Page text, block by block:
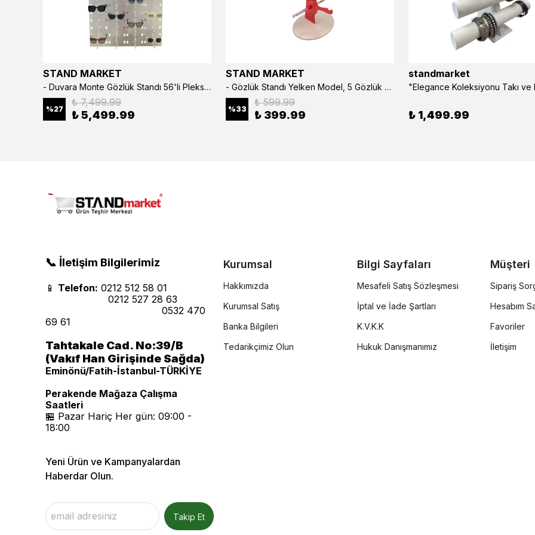
STAND MARKET
- Duvara Monte Gözlük Standı 56'li Pleksi Glass | 99x67 cm Gözlük Teşhir Standı
%27
₺ 7,499.99
₺ 5,499.99
STAND MARKET
- Gözlük Standı Yelken Model, 5 Gözlük Kapasiteli Standı Kırmızı
%33
₺ 599.99
₺ 399.99
standmarket
₺ 1,499.99
Kurumsal
Hakkımızda
Kurumsal Satış
Banka Bilgileri
Tedarikçimiz Olun
Bilgi Sayfaları
Mesafeli Satış Sözleşmesi
İptal ve İade Şartları
K.V.K.K
Hukuk Danışmanımız
Müşteri
Sipariş
Hesabım
Favoriler
İletişim
📞 İletişim Bilgilerimiz
📱 Telefon: 0212 512 58 01
0212 527 28 63
0532 470
69 61
Tahtakale Cad. No:39/B
(Vakıf Han Girişinde Sağda)
Eminönü/Fatih-İstanbul-TÜRKİYE
Perakende Mağaza Çalışma
Saatleri
🏪 Pazar Hariç Her gün: 09:00 -
18:00
Yeni Ürün ve Kampanyalardan
Haberdar Olun.
Takip Et